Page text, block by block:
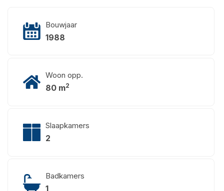
Bouwjaar
1988
Woon opp.
80 m2
Slaapkamers
2
Badkamers
1